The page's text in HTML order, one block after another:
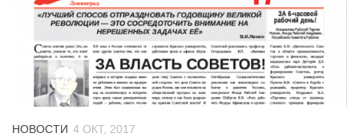
НОВОСТИ 4 ОКТ, 2017